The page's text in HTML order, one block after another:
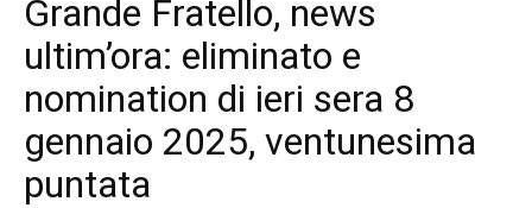
Grande Fratello, news
ultim’ora: eliminato e
nomination di ieri sera 8
gennaio 2025, ventunesima
puntata